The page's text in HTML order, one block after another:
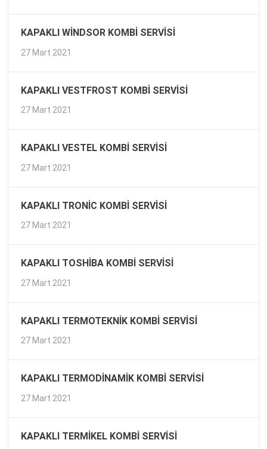
KAPAKLI WINDSOR KOMBI SERVISI
27 Mart 2021
KAPAKLI VESTFROST KOMBI SERVISI
27 Mart 2021
KAPAKLI VESTEL KOMBI SERVISI
27 Mart 2021
KAPAKLI TRONIC KOMBI SERVISI
27 Mart 2021
KAPAKLI TOSHIBA KOMBI SERVISI
27 Mart 2021
KAPAKLI TERMOTEKNIK KOMBI SERVISI
27 Mart 2021
KAPAKLI TERMODINAMIK KOMBI SERVISI
27 Mart 2021
KAPAKLI TERMIKEL KOMBI SERVISI